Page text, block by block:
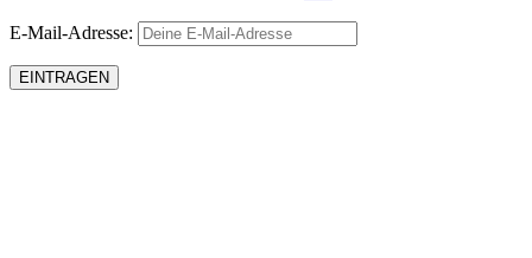
E-Mail-Adresse: